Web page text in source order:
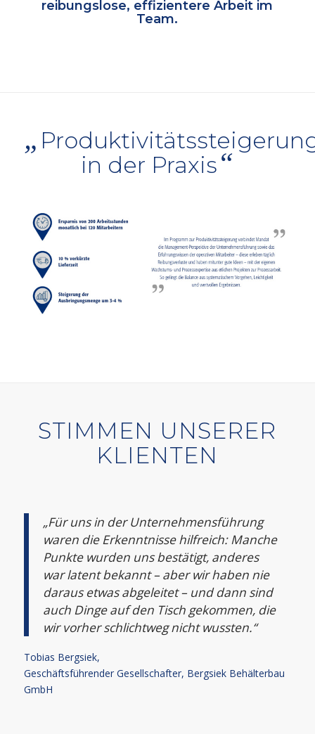
reibungslose, effizientere Arbeit im
Team.
„
in der Praxis“
STIMMEN UNSERER
KLIENTEN
„Für uns in der Unternehmensführung
waren die Erkenntnisse hilfreich: Manche
Punkte wurden uns bestätigt, anderes
war latent bekannt – aber wir haben nie
daraus etwas abgeleitet – und dann sind
auch Dinge auf den Tisch gekommen, die
wir vorher schlichtweg nicht wussten.“
Tobias Bergsiek,
Geschäftsführender Gesellschafter, Bergsiek Behälterbau
GmbH